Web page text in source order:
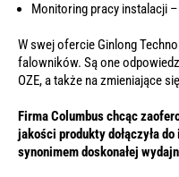
Monitoring pracy instalacji
W swej ofercie Ginlong
falowników. Są one
OZE, a także na zmieniające
Firma Columbus chcąc
jakości produkty dołączyła
synonimem doskonałej